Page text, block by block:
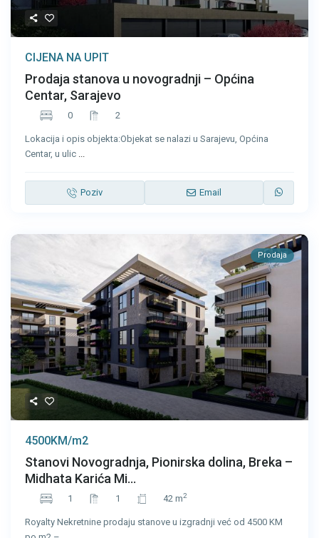
CIJENA NA UPIT
Prodaja stanova u novogradnji – Općina
Centar, Sarajevo
0 2
Lokacija i opis objekta:Objekat se nalazi u Sarajevu, Općina
Centar, u ulic ...
Poziv Email
Prodaja
4500KM/m2
Stanovi Novogradnja, Pionirska dolina, Breka –
Midhata Karića Mi...
1 1 42 m2
Royalty Nekretnine prodaju stanove u izgradnji već od 4500 KM